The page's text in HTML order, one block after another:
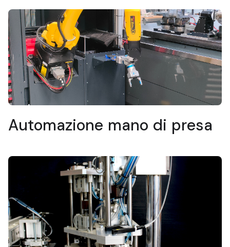
Automazione mano di presa